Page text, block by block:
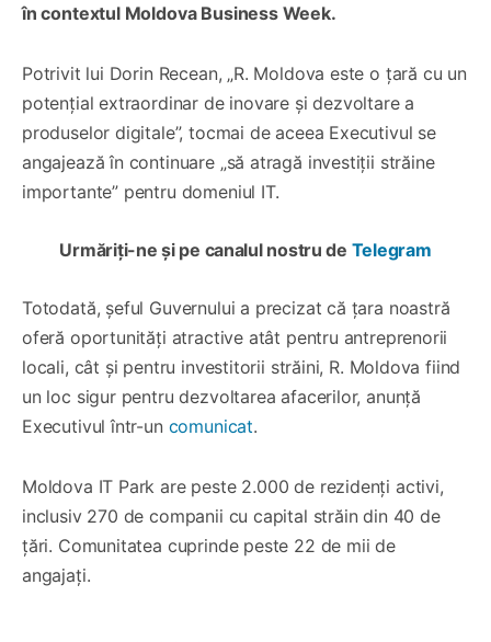
în contextul Moldova Business Week.
Potrivit lui Dorin Recean, „R. Moldova este o țară cu un
potențial extraordinar de inovare și dezvoltare a
produselor digitale”, tocmai de aceea Executivul se
angajează în continuare „să atragă investiții străine
importante” pentru domeniul IT.
Urmăriți-ne și pe canalul nostru de Telegram
Totodată, șeful Guvernului a precizat că țara noastră
oferă oportunități atractive atât pentru antreprenorii
locali, cât și pentru investitorii străini, R. Moldova fiind
un loc sigur pentru dezvoltarea afacerilor, anunță
Executivul într-un comunicat.
Moldova IT Park are peste 2.000 de rezidenți activi,
inclusiv 270 de companii cu capital străin din 40 de
țări. Comunitatea cuprinde peste 22 de mii de
angajați.